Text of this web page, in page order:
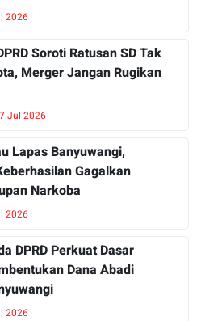
2026
Soroti Ratusan SD Tak
Merger Jangan Rugikan
Jul 2026
Lapas Banyuwangi,
Gagalkan
Narkoba
2026
DPRD Perkuat Dasar
Dana Abadi
2026